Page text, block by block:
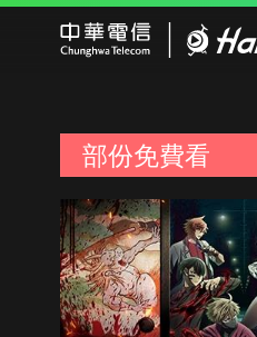
部份免費看